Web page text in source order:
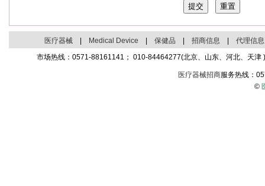
医疗器械| Medical Device 保健品 招商信息 代理信息
市场热线：0571-88161141； 010-84464277(北京、山东、河北、天
医疗器械招商服务热线：
©